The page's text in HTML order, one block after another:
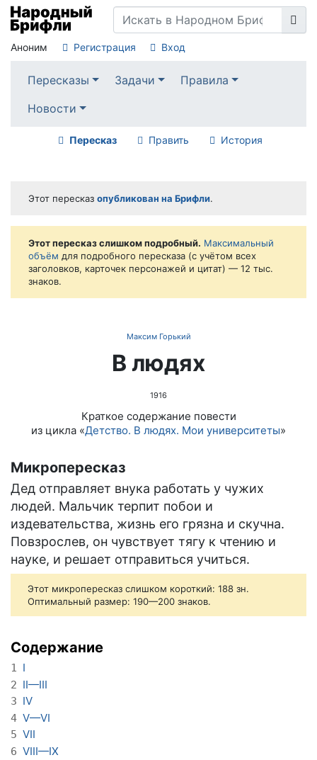
Аноним Регистрация Вход
Пересказы Задачи
Правила
Новости
Пересказ Править История
Этот пересказ опубликован на Брифли.
Этот пересказ слишком подробный. Максимальный
объём для подробного пересказа (с учётом всех
заголовков, карточек персонажей и цитат) — 12 тыс.
знаков.
Максим Горький
В людях
1916
Краткое содержание повести
из цикла «Детство. В людях. Мои университеты»
Микропересказ
Дед отправляет внука работать у чужих
людей. Мальчик терпит побои и
издевательства, жизнь его грязна и скучна.
Повзрослев, он чувствует тягу к чтению и
науке, и решает отправиться учиться.
Этот микропересказ слишком короткий: 188 зн.
Оптимальный размер: 190—200 знаков.
Содержание
1 I
2 II—III
3 IV
4 V—VI
5 VII
6 VIII—IX